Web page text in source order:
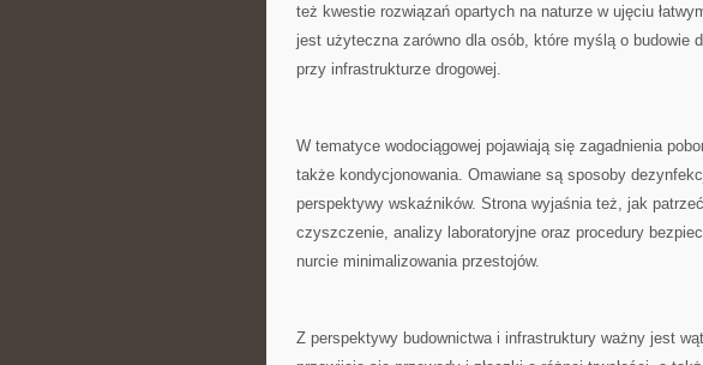
też kwestie rozwiązań opartych na naturze w ujęciu
jest użyteczna zarówno dla osób, które myślą o budowie
przy infrastrukturze drogowej.
W tematyce wodociągowej pojawiają się zagadnienia
także kondycjonowania. Omawiane są sposoby
perspektywy wskaźników. Strona wyjaśnia też, jak
czyszczenie, analizy laboratoryjne oraz procedury
nurcie minimalizowania przestojów.
Z perspektywy budownictwa i infrastruktury ważny jest